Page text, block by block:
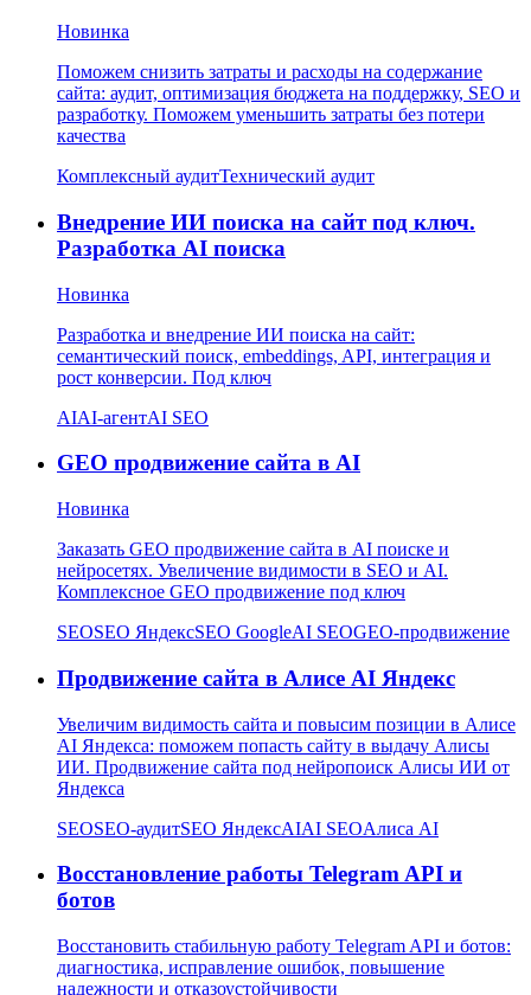
Новинка
Поможем снизить затраты и расходы на содержание
сайта: аудит, оптимизация бюджета на поддержку, SEO и
разработку. Поможем уменьшить затраты без потери
качества
Комплексный аудитТехнический аудит
Внедрение ИИ поиска на сайт под ключ.
Разработка AI поиска
Новинка
Разработка и внедрение ИИ поиска на сайт:
семантический поиск, embeddings, API, интеграция и
рост конверсии. Под ключ
AIAI-агентAI SEO
GEO продвижение сайта в AI
Новинка
Заказать GEO продвижение сайта в AI поиске и
нейросетях. Увеличение видимости в SEO и AI.
Комплексное GEO продвижение под ключ
SEOSEO ЯндексSEO GoogleAI SEOGEO-продвижение
Продвижение сайта в Алисе AI Яндекс
Увеличим видимость сайта и повысим позиции в Алисе
AI Яндекса: поможем попасть сайту в выдачу Алисы
ИИ. Продвижение сайта под нейропоиск Алисы ИИ от
Яндекса
SEOSEO-аудитSEO ЯндексAIAI SEOАлиса AI
Восстановление работы Telegram API и
ботов
Восстановить стабильную работу Telegram API и ботов:
диагностика, исправление ошибок, повышение
надежности и отказоустойчивости